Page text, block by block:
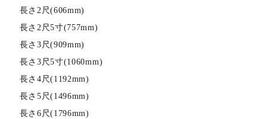
長さ2尺(606mm)
長さ2尺5寸(757mm)
長さ3尺(909mm)
長さ3尺5寸(1060mm)
長さ4尺(1192mm)
長さ5尺(1496mm)
長さ6尺(1796mm)